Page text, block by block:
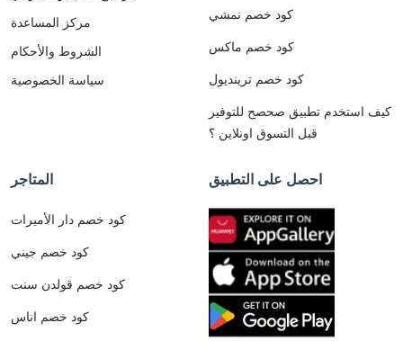
مركز المساعدة
الشروط والأحكام
سياسة الخصوصية
كود خصم نمشي
كود خصم ماكس
كود خصم ترينديول
كيف استخدم تطبيق صحصح للتوفير
قبل التسوق اونلاين ؟
المتاجر
كود خصم دار الأميرات
كود خصم جيني
كود خصم قولدن سنت
كود خصم اناس
احصل على التطبيق